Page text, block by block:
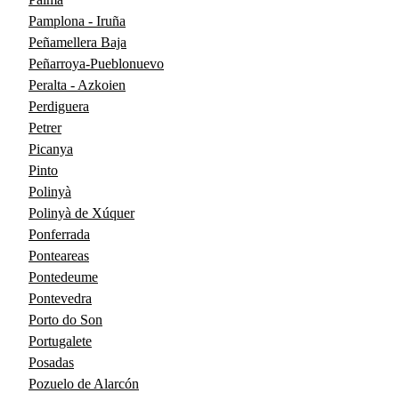
Pamplona - Iruña
Peñamellera Baja
Peñarroya-Pueblonuevo
Peralta - Azkoien
Perdiguera
Petrer
Picanya
Pinto
Polinyà
Polinyà de Xúquer
Ponferrada
Ponteareas
Pontedeume
Pontevedra
Porto do Son
Portugalete
Posadas
Pozuelo de Alarcón